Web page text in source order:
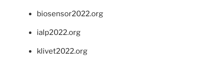
biosensor2022.org
ialp2022.org
klivet2022.org